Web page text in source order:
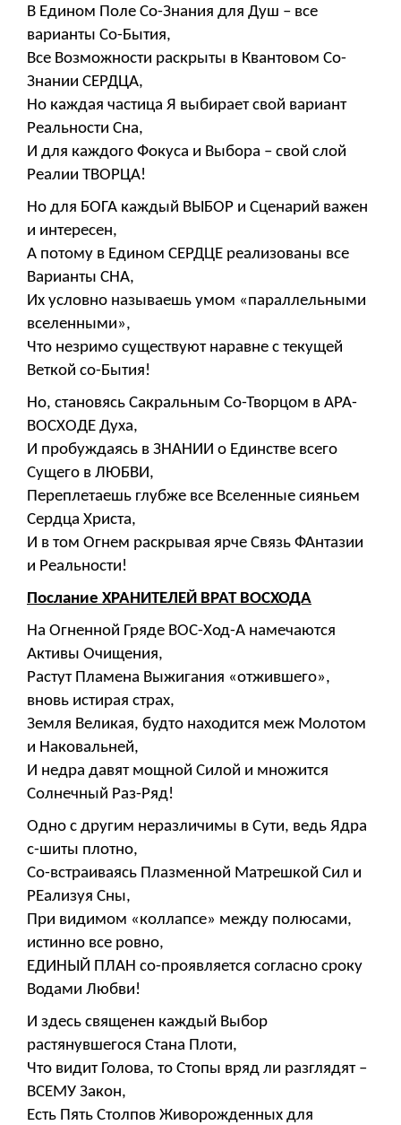
В Едином Поле Со-Знания для Душ – все
варианты Со-Бытия,
Все Возможности раскрыты в Квантовом Со-
Знании СЕРДЦА,
Но каждая частица Я выбирает свой вариант
Реальности Сна,
И для каждого Фокуса и Выбора – свой слой
Реалии ТВОРЦА!
Но для БОГА каждый ВЫБОР и Сценарий важен
и интересен,
А потому в Едином СЕРДЦЕ реализованы все
Варианты СНА,
Их условно называешь умом «параллельными
вселенными»,
Что незримо существуют наравне с текущей
Веткой со-Бытия!
Но, становясь Сакральным Со-Творцом в АРА-
ВОСХОДЕ Духа,
И пробуждаясь в ЗНАНИИ о Единстве всего
Сущего в ЛЮБВИ,
Переплетаешь глубже все Вселенные сияньем
Сердца Христа,
И в том Огнем раскрывая ярче Связь ФАнтазии
и Реальности!
Послание ХРАНИТЕЛЕЙ ВРАТ ВОСХОДА
На Огненной Гряде ВОС-Ход-А намечаются
Активы Очищения,
Растут Пламена Выжигания «отжившего»,
вновь истирая страх,
Земля Великая, будто находится меж Молотом
и Наковальней,
И недра давят мощной Силой и множится
Солнечный Раз-Ряд!
Одно с другим неразличимы в Сути, ведь Ядра
с-шиты плотно,
Со-встраиваясь Плазменной Матрешкой Сил и
РЕализуя Сны,
При видимом «коллапсе» между полюсами,
истинно все ровно,
ЕДИНЫЙ ПЛАН со-проявляется согласно сроку
Водами Любви!
И здесь священен каждый Выбор
растянувшегося Стана Плоти,
Что видит Голова, то Стопы вряд ли разглядят –
ВСЕМУ Закон,
Есть Пять Столпов Живорожденных для